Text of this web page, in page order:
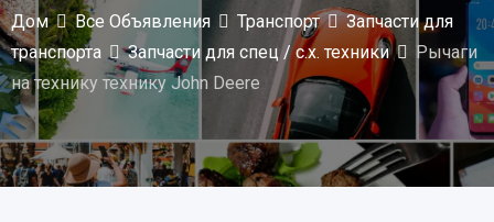
Дом Все Объявления Транспорт
Запчасти для
транспорта
Запчасти для спец / с.х. техники
Рычаги
на технику технику John Deere